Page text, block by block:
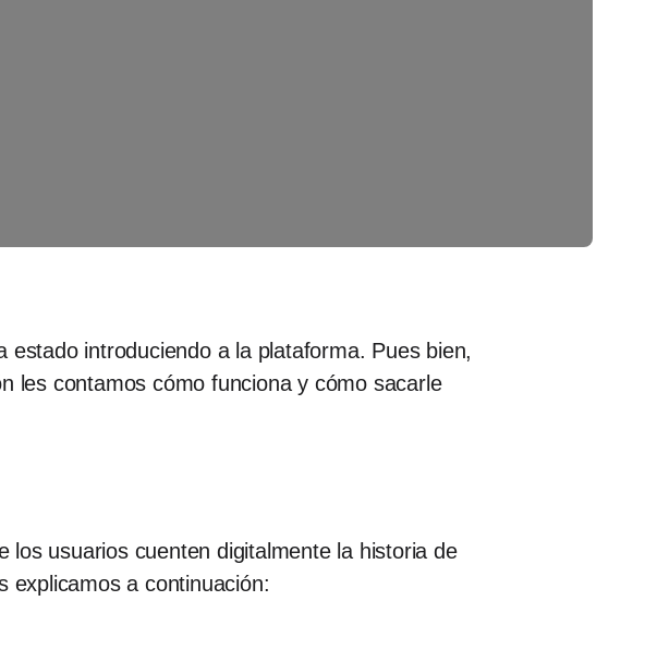
estado introduciendo a la plataforma. Pues bien,
les contamos cómo funciona y cómo sacarle
los usuarios cuenten digitalmente la historia de
explicamos a continuación: